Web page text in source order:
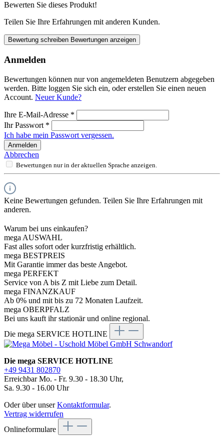
Bewerten Sie dieses Produkt!
Teilen Sie Ihre Erfahrungen mit anderen Kunden.
Bewertung schreiben Bewertungen anzeigen
Anmelden
Bewertungen können nur von angemeldeten Benutzern abgegeben
werden. Bitte loggen Sie sich ein, oder erstellen Sie einen neuen
Account. Neuer Kunde?
Ihre E-Mail-Adresse *
Ihr Passwort *
Ich habe mein Passwort vergessen.
Anmelden
Abbrechen
Bewertungen nur in der aktuellen Sprache anzeigen.
Keine Bewertungen gefunden. Teilen Sie Ihre Erfahrungen mit
anderen.
Warum bei uns einkaufen?
mega AUSWAHL
Fast alles sofort oder kurzfristig erhältlich.
mega BESTPREIS
Mit Garantie immer das beste Angebot.
mega PERFEKT
Service von A bis Z mit Liebe zum Detail.
mega FINANZKAUF
Ab 0% und mit bis zu 72 Monaten Laufzeit.
mega OBERPFALZ
Bei uns kauft ihr stationär und online regional.
Die mega SERVICE HOTLINE
Die mega SERVICE HOTLINE
+49 9431 802870
Erreichbar Mo. - Fr. 9.30 - 18.30 Uhr,
Sa. 9.30 - 16.00 Uhr
Oder über unserKontaktformular.
Vertrag widerrufen
Onlineformulare